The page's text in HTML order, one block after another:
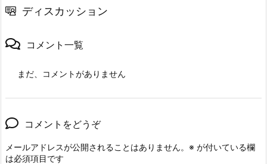
ディスカッション
コメント一覧
まだ、コメントがありません
コメントをどうぞ
メールアドレスが公開されることはありません。 ※ が付いている欄
は必須項目です